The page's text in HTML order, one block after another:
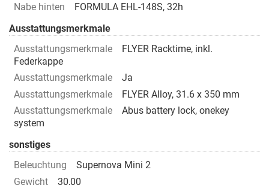
Nabe hinten
FORMULA EHL-148S, 32h
Ausstattungsmerkmale
Ausstattungsmerkmale
FLYER Racktime, inkl.
Federkappe
Ausstattungsmerkmale
Ja
Ausstattungsmerkmale
FLYER Alloy, 31.6 x 350 mm
Ausstattungsmerkmale
Abus battery lock, onekey
system
sonstiges
Beleuchtung
Supernova Mini 2
Gewicht
30,00